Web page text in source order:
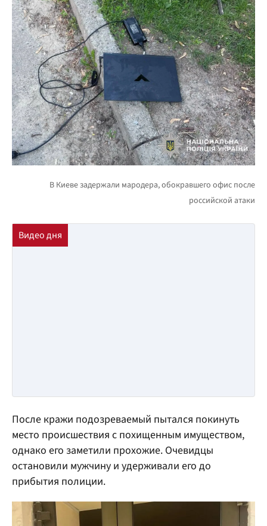
После кражи подозреваемый пытался покинуть
место происшествия с похищенным имуществом,
однако его заметили прохожие. Очевидцы
остановили мужчину и удерживали его до
прибытия полиции.